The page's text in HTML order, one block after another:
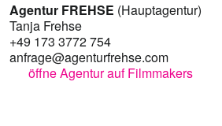
Agentur FREHSE (Hauptagentur)
Tanja Frehse
+49 173 3772 754
anfrage@agenturfrehse.com
öffne Agentur auf Filmmakers